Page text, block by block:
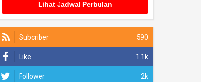
Lihat Jadwal Perbulan
590
Subcriber
1.1k
Like
2k
Follower